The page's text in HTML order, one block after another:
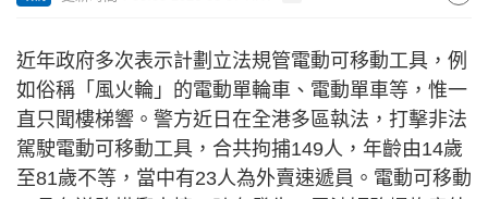
近年政府多次表示計劃立法規管電動可移動工具，例
如俗稱「風火輪」的電動單輪車、電動單車等，惟一
直只聞樓梯響。警方近日在全港多區執法，打擊非法
駕駛電動可移動工具，合共拘捕149人，年齡由14歲
至81歲不等，當中有23人為外賣速遞員。電動可移動